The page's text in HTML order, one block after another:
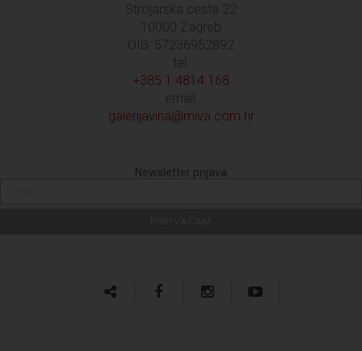
Strojarska cesta 22
10000 Zagreb
OIB: 57236952892
tel:
+385 1 4814 168
email:
galerijavina@miva.com.hr
Newsletter prijava